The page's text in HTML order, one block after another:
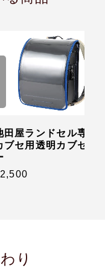
田屋ランドセル専用
ブセ用透明カブセカ
り